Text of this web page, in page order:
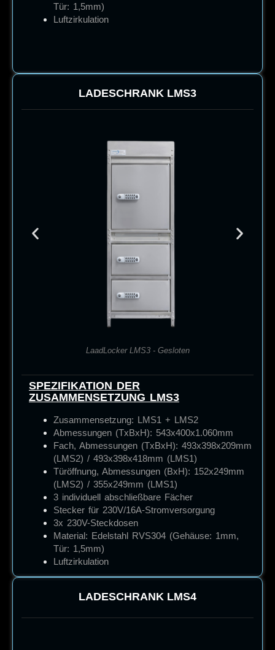
Tür: 1,5mm)
Luftzirkulation
LADESCHRANK LMS3
LaadLocker LMS3 - Gesloten
SPEZIFIKATION DER
ZUSAMMENSETZUNG LMS3
Zusammensetzung: LMS1 + LMS2
Abmessungen (TxBxH): 543x400x1.060mm
Fach, Abmessungen (TxBxH): 493x398x209mm
(LMS2) / 493x398x418mm (LMS1)
Türöffnung, Abmessungen (BxH): 152x249mm
(LMS2) / 355x249mm (LMS1)
3 individuell abschließbare Fächer
Stecker für 230V/16A-Stromversorgung
3x 230V-Steckdosen
Material: Edelstahl RVS304 (Gehäuse: 1mm,
Tür: 1,5mm)
Luftzirkulation
LADESCHRANK LMS4